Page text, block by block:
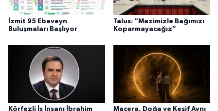
İzmit 95 Ebeveyn
Buluşmaları Başlıyor
Talus: “Mazimizle Bağımızı
Koparmayacağız”
Körfezli İş İnsanı İbrahim Macera, Doğa ve Keşif Aynı